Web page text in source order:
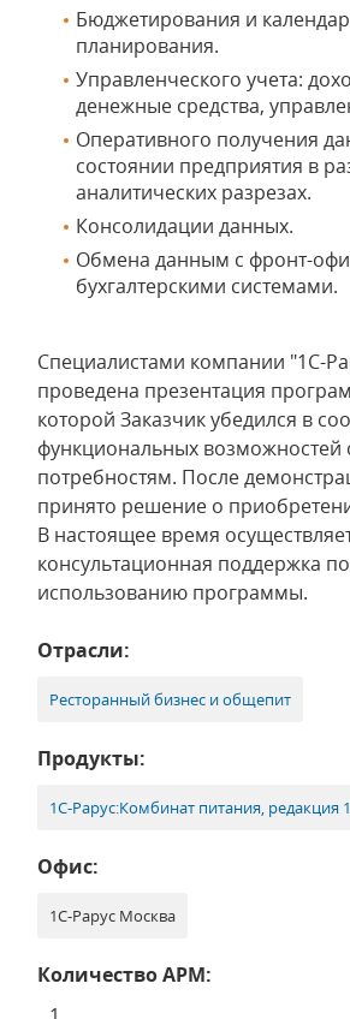
Бюджетирования и
планирования.
Управленческого учета:
денежные средства,
Оперативного получения
состоянии предприятия в
аналитических разрезах.
Консолидации данных.
Обмена данным с фронт-
бухгалтерскими системами.
Специалистами компании "1С-
проведена презентация
которой Заказчик убедился в
функциональных возможностей
потребностям. После
принято решение о
В настоящее время
консультационная поддержка
использованию программы.
Отрасли:
Ресторанный бизнес и общепит
Продукты:
1С-Рарус:Комбинат питания, редакция 1
Офис:
1С-Рарус Москва
Количество АРМ: